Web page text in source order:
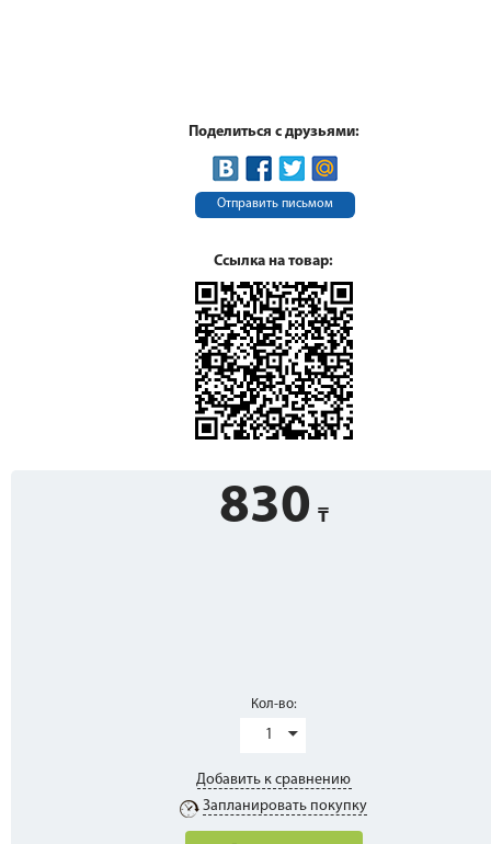
Поделиться с друзьями:
Отправить письмом
Ссылка на товар:
830
Кол-во:
1
Добавить к сравнению
Запланировать покупку